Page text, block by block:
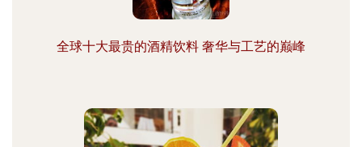
全球十大最贵的酒精饮料 奢华与工艺的巅峰